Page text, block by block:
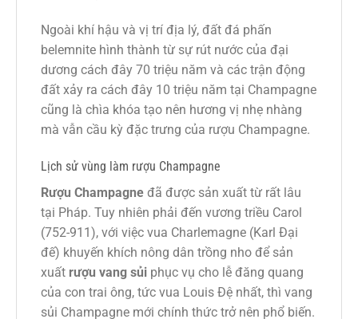
Ngoài khí hậu và vị trí địa lý, đất đá phấn
belemnite hình thành từ sự rút nước của đại
dương cách đây 70 triệu năm và các trận động
đất xảy ra cách đây 10 triệu năm tại Champagne
cũng là chìa khóa tạo nên hương vị nhẹ nhàng
mà vẫn cầu kỳ đặc trưng của rượu Champagne.
Lịch sử vùng làm rượu Champagne
Rượu Champagne đã được sản xuất từ rất lâu
tại Pháp. Tuy nhiên phải đến vương triều Carol
(752-911), với việc vua Charlemagne (Karl Đại
đế) khuyến khích nông dân trồng nho để sản
xuất rượu vang sủi phục vụ cho lễ đăng quang
của con trai ông, tức vua Louis Đệ nhất, thì vang
sủi Champagne mới chính thức trở nên phổ biến.